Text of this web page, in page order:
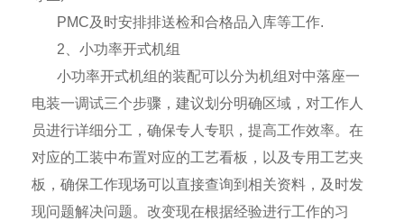
PMC及时安排排送检和合格品入库等工作.
2 、小功率开式机组
小功率开式机组的装配可以分为机组对中落座一
电装一调试三个步骤，建议划分明确区域，对工作人
员进行详细分工，确保专人专职，提高工作效率。在
对应的工装中布置对应的工艺看板，以及专用工艺夹
板，确保工作现场可以直接查询到相关资料，及时发
现问题解决问题。改变现在根据经验进行工作的习